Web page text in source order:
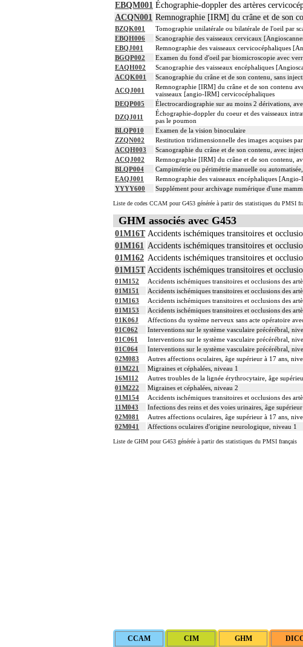
EBQM001 Échographie-doppler des artères
ACQN001 Remnographie [IRM] du crâne et de son
BZQK001
Tomographie unilatérale ou bilatérale de l'oeil par
EBQH006
Scanographie des vaisseaux cervicaux
EBQJ001
Remnographie des vaisseaux cervicocéphaliques
BGQP002
Examen du fond d'oeil par biomicroscopie avec
EAQH002
Scanographie des vaisseaux encéphaliques
ACQK001
Scanographie du crâne et de son contenu, sans
ACQJ001
Remnographie [IRM] du crâne et de son contenu
vaisseaux [angio-IRM] cervicocéphaliques
DEQP005
Électrocardiographie sur au moins 2 dérivations,
DZQJ011
Échographie-doppler du coeur et des vaisseaux
pas le poumon
BLQP010
Examen de la vision binoculaire
ZZQN002
Restitution tridimensionnelle des images acquises
ACQH003
Scanographie du crâne et de son contenu, avec
ACQJ002
Remnographie [IRM] du crâne et de son contenu,
BLQP004
Campimétrie ou périmétrie manuelle ou
EAQJ001
Remnographie des vaisseaux encéphaliques
YYYY600
Supplément pour archivage numérique d'une
Liste de codes CCAM pour G453 générée à partir des statistiques du PMSI
GHM associés avec G453
01M16T Accidents ischémiques transitoires et
01M161
Accidents ischémiques transitoires et
01M162 Accidents ischémiques transitoires et
01M15T Accidents ischémiques transitoires et
01M152
Accidents ischémiques transitoires et occlusions des
01M151
Accidents ischémiques transitoires et occlusions des
01M163
Accidents ischémiques transitoires et occlusions des
01M153
Accidents ischémiques transitoires et occlusions des
01K06J
Affections du système nerveux sans acte opératoire
01C062
Interventions sur le système vasculaire précérébral,
01C061
Interventions sur le système vasculaire précérébral,
01C064
Interventions sur le système vasculaire précérébral,
02M083
Autres affections oculaires, âge supérieur à 17 ans,
01M221
Migraines et céphalées, niveau 1
16M112
Autres troubles de la lignée érythrocytaire, âge
01M222
Migraines et céphalées, niveau 2
01M154
Accidents ischémiques transitoires et occlusions des
11M043
Infections des reins et des voies urinaires, âge
02M081
Autres affections oculaires, âge supérieur à 17 ans,
02M041
Affections oculaires d'origine neurologique, niveau 1
Liste de GHM pour G453 générée à partir des statistiques du PMSI français